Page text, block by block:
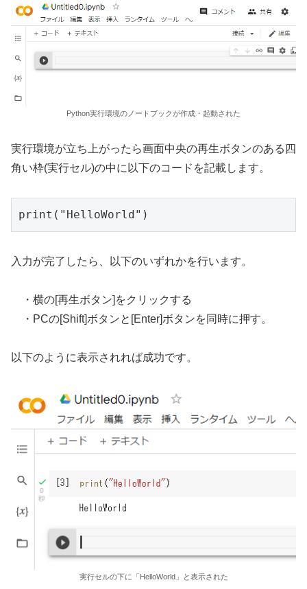
Python実行環境のノートブックが作成・起動された
実行環境が立ち上がったら画面中央の再生ボタンのある四
角い枠(実行セル)の中に以下のコードを記載します。
print("HelloWorld")
入力が完了したら、以下のいずれかを行います。
・横の[再生ボタン]をクリックする
・PCの[Shift]ボタンと[Enter]ボタンを同時に押す。
以下のように表示されれば成功です。
実行セルの下に「HelloWorld」と表示された